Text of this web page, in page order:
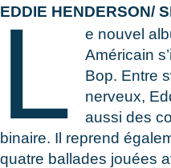
EDDIE HENDERSON/
L
e nouvel
Américain
Bop. Entre
nerveux,
aussi des
binaire. Il reprend
quatre ballades jouées